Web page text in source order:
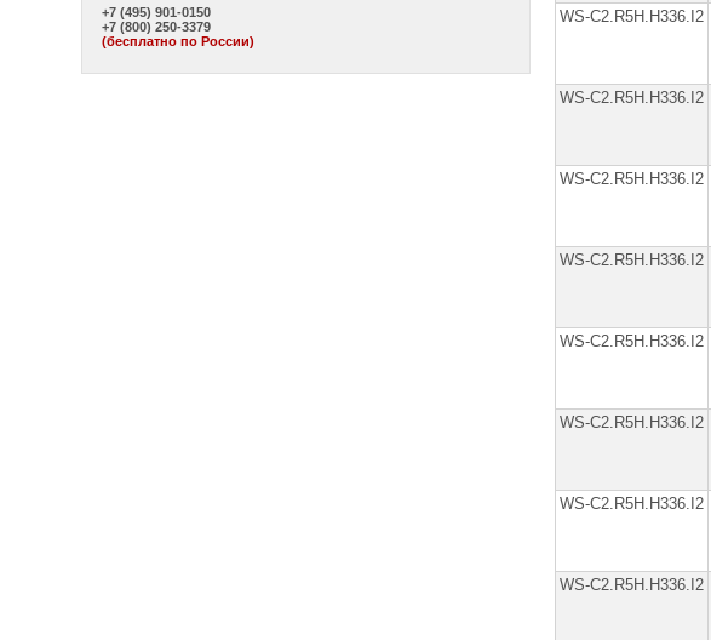
+7 (495) 901-0150
+7 (800) 250-3379
(бесплатно по России)
WS-C2.R5H.H336.I2
WS-C2.R5H.H336.I2
WS-C2.R5H.H336.I2
WS-C2.R5H.H336.I2
WS-C2.R5H.H336.I2
WS-C2.R5H.H336.I2
WS-C2.R5H.H336.I2
WS-C2.R5H.H336.I2